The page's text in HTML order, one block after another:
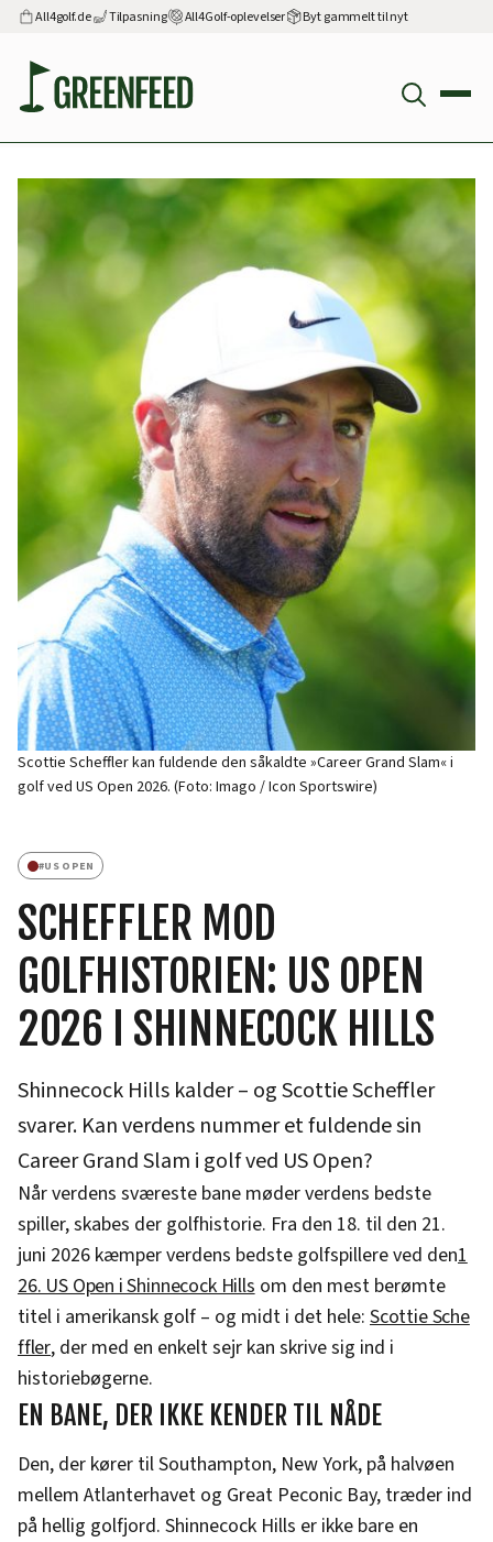
All4golf.de Tilpasning All4Golf-oplevelser Byt gammelt til nyt
Scottie Scheffler kan fuldende den såkaldte »Career Grand Slam« i
golf ved US Open 2026. (Foto: Imago / Icon Sportswire)
#US OPEN
SCHEFFLER MOD
GOLFHISTORIEN: US OPEN
2026 I SHINNECOCK HILLS
Shinnecock Hills kalder – og Scottie Scheffler
svarer. Kan verdens nummer et fuldende sin
Career Grand Slam i golf ved US Open?
Når verdens sværeste bane møder verdens bedste
spiller, skabes der golfhistorie. Fra den 18. til den 21.
juni 2026 kæmper verdens bedste golfspillere ved den1
26. US Open i Shinnecock Hillsom den mest berømte
titel i amerikansk golf – og midt i det hele: Scottie Sche
ffler, der med en enkelt sejr kan skrive sig ind i
historiebøgerne.
EN BANE, DER IKKE KENDER TIL NÅDE
Den, der kører til Southampton, New York, på halvøen
mellem Atlanterhavet og Great Peconic Bay, træder ind
på hellig golfjord. Shinnecock Hills er ikke bare en